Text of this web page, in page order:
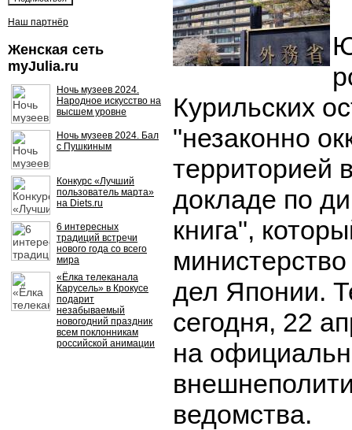
Наш партнёр
Женская сеть
myJulia.ru
Ночь музеев 2024.
Народное искусство на
высшем уровне
Ночь музеев 2024. Бал
с Пушкиным
Конкурс «Лучший
пользователь марта»
на Diets.ru
6 интересных
традиций встречи
нового года со всего
мира
«Ёлка телеканала
Карусель» в Крокусе
подарит
незабываемый
новогодний праздник
всем поклонникам
российской анимации
Курильских
"незаконно
территорией
докладе по
книга",
дел Японии.
сегодня, 22
на
ведомства.